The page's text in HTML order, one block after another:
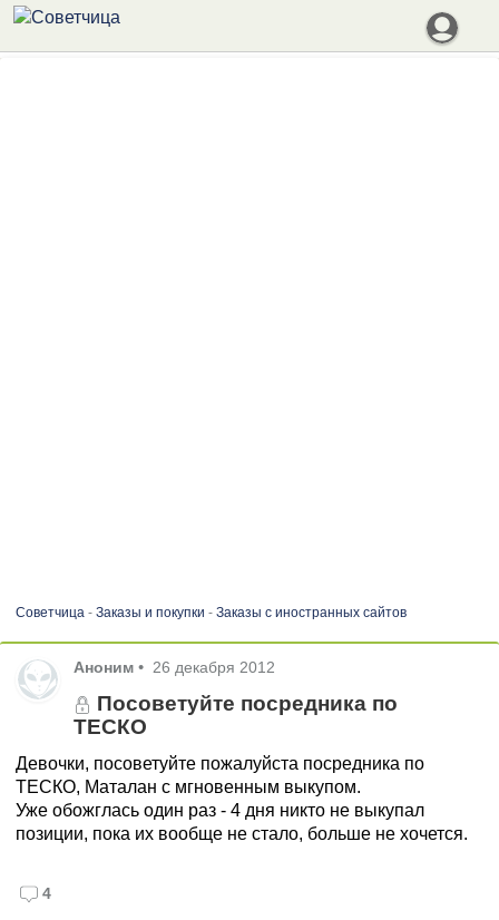
Советчица- Заказы и покупки - Заказы с иностранных сайтов
Аноним • 26 декабря 2012
Посоветуйте посредника по
ТЕСКО
Девочки, посоветуйте пожалуйста посредника по
ТЕСКО, Маталан с мгновенным выкупом.
Уже обожглась один раз - 4 дня никто не выкупал
позиции, пока их вообще не стало, больше не хочется.
4